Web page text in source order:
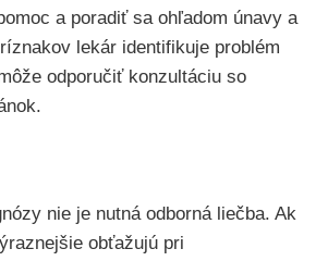
a poradiť sa ohľadom únavy a
lekár identifikuje problém
odporučiť konzultáciu so
nie je nutná odborná liečba. Ak
obťažujú pri